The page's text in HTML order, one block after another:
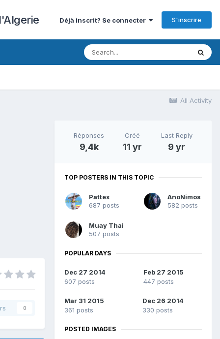
Déjà inscrit? Se connecter S'inscrire
All Activity
0
Réponses
9,4k
Créé
11 yr
Last Reply
9 yr
TOP POSTERS IN THIS TOPIC
Pattex
687 posts
AnoNimos
582 posts
Muay Thai
507 posts
POPULAR DAYS
Dec 27 2014
607 posts
Feb 27 2015
447 posts
Mar 31 2015
361 posts
Dec 26 2014
330 posts
POSTED IMAGES